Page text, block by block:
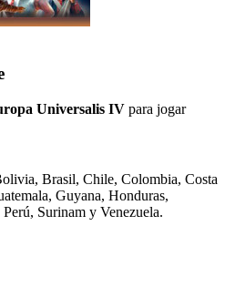
Universalis IV para jogar
Brasil, Chile, Colombia, Costa
Guyana, Honduras,
Surinam y Venezuela.